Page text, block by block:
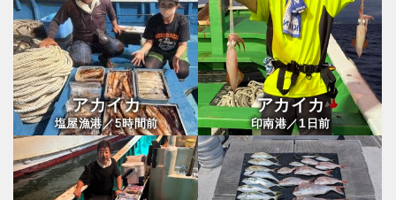
アカイカ
塩屋漁港／5時間前
アカイカ
印南港／1 日前